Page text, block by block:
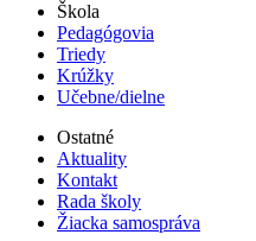
Škola
Pedagógovia
Triedy
Krúžky
Učebne/dielne
Ostatné
Aktuality
Kontakt
Rada školy
Žiacka samospráva